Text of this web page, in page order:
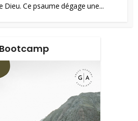
Dieu. Ce psaume dégage une...
Bootcamp